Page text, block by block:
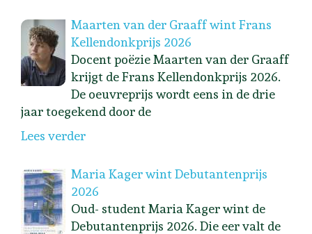
Maarten van der Graaff wint Frans
Kellendonkprijs 2026
Docent poëzie Maarten van der Graaff
krijgt de Frans Kellendonkprijs 2026.
De oeuvreprijs wordt eens in de drie
jaar toegekend door de
Lees verder
Maria Kager wint Debutantenprijs
2026
Oud- student Maria Kager wint de
Debutantenprijs 2026. Die eer valt de